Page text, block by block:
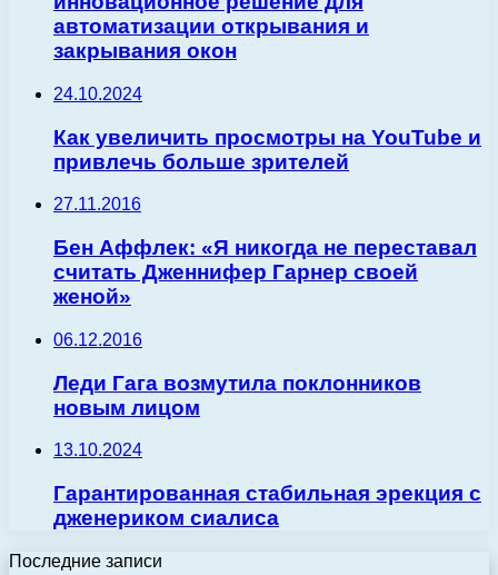
автоматизации открывания и
закрывания окон
24.10.2024
Как увеличить просмотры на YouTube и
привлечь больше зрителей
27.11.2016
Бен Аффлек: «Я никогда не переставал
считать Дженнифер Гарнер своей
женой»
06.12.2016
Леди Гага возмутила поклонников
новым лицом
13.10.2024
Гарантированная стабильная эрекция с
дженериком сиалиса
Последние записи